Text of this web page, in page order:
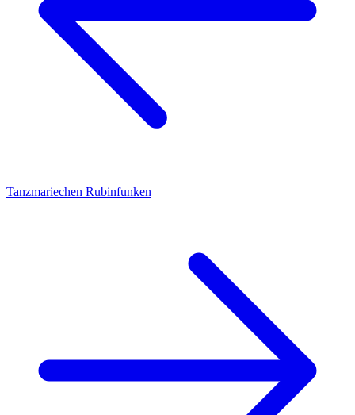
Tanzmariechen Rubinfunken